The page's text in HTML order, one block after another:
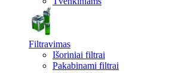
Filtravimas
Išoriniai filtrai
Pakabinami filtrai